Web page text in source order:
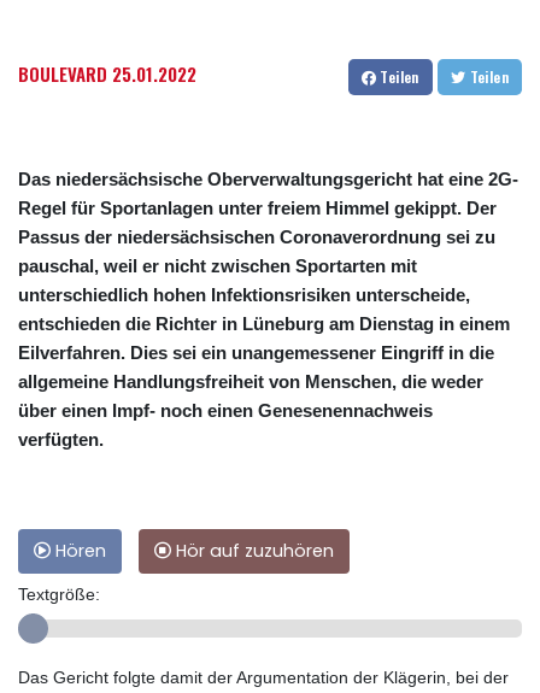
BOULEVARD 25.01.2022 Teilen Teilen
Das niedersächsische Oberverwaltungsgericht hat eine 2G-
Regel für Sportanlagen unter freiem Himmel gekippt. Der
Passus der niedersächsischen Coronaverordnung sei zu
pauschal, weil er nicht zwischen Sportarten mit
unterschiedlich hohen Infektionsrisiken unterscheide,
entschieden die Richter in Lüneburg am Dienstag in einem
Eilverfahren. Dies sei ein unangemessener Eingriff in die
allgemeine Handlungsfreiheit von Menschen, die weder
über einen Impf- noch einen Genesenennachweis
verfügten.
Hören Hör auf zuzuhören
Textgröße:
Das Gericht folgte damit der Argumentation der Klägerin, bei der